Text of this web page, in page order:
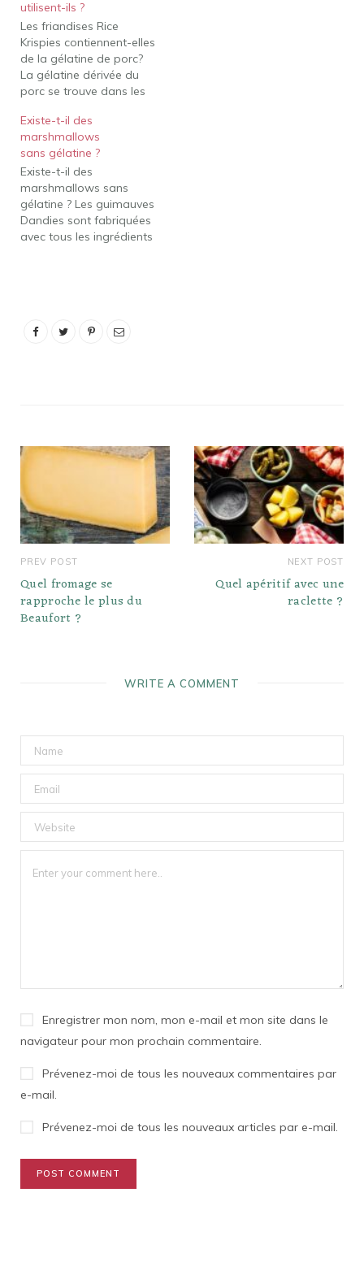
est désormais disponible
en dehors des États-Unis,
dans de la gélatine à
base de bœuf pour
répondre à certaines
restrictions…
utilisent-ils ?
Les friandises Rice
Krispies contiennent-elles
de la gélatine de porc?
La gélatine dérivée du
porc se trouve dans les
États-Unis : Produits
céréaliers Kellogg'sxae
qui contiennent des
additifs de guimauve
(céréales Marshmallow
Froot Loops) Toutes les
variétés de Rice Krispies
Treatsxae Squares. Les
Existe-t-il des
marshmallows
sans gélatine ?
Existe-t-il des
marshmallows sans
gélatine ? Les guimauves
Dandies sont fabriquées
avec tous les ingrédients
sont les premières
PREV POST
Quel fromage se
rapproche le plus du
Beaufort ?
NEXT POST
Quel apéritif avec une
raclette ?
WRITE A COMMENT
Enregistrer mon nom, mon e-mail et mon site dans le
navigateur pour mon prochain commentaire.
Prévenez-moi de tous les nouveaux commentaires par
e-mail.
Prévenez-moi de tous les nouveaux articles par e-mail.